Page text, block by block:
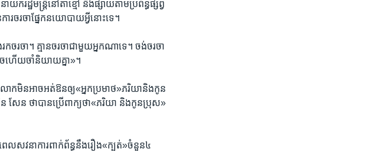
ករដ្ឋមន្រ្តី​នៅ​តា​ខ្មៅ និង​ផ្សាយ​តាម​ប្រព័ន្ធ​ផ្សព្វ​
ចរចា​ផ្នែក​នយោបាយ​អ្វី​នោះ​ទេ។
រចា​។ គ្មាន​ចរចា​ជាមួយ​អ្នក​ណា​ទេ។ ចង់​ចរចា​
ហើយ​ចាំ​និយាយ​គ្នា»។
ោក​មិន​អាច​អត់​ឱន​ឲ្យ«អ្នក​ប្រមាថ​»​ភរិយា​និង​កូន​
ថា​បាន​ប្រើ​ពាក្យថា​«ភរិយា​ និង​កូន​ប្រុស»​
េល​សវនាការ​ពាក់ព័ន្ធ​នឹង​រឿង«​ក្បត់»​ចំនួន៤​